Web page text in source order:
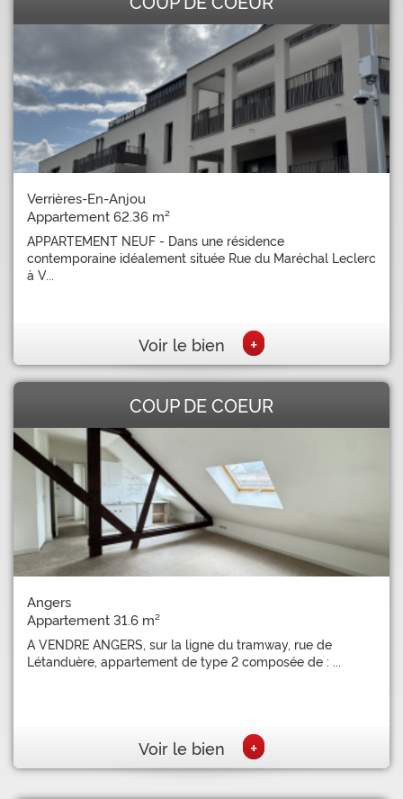
Verrières-En-Anjou
Appartement 62.36 m²
APPARTEMENT NEUF - Dans une résidence
contemporaine idéalement située Rue du Maréchal Leclerc
à V...
Voir le bien +
COUP DE COEUR
Angers
Appartement 31.6 m²
A VENDRE ANGERS, sur la ligne du tramway, rue de
Létanduère, appartement de type 2 composée de : ...
Voir le bien +